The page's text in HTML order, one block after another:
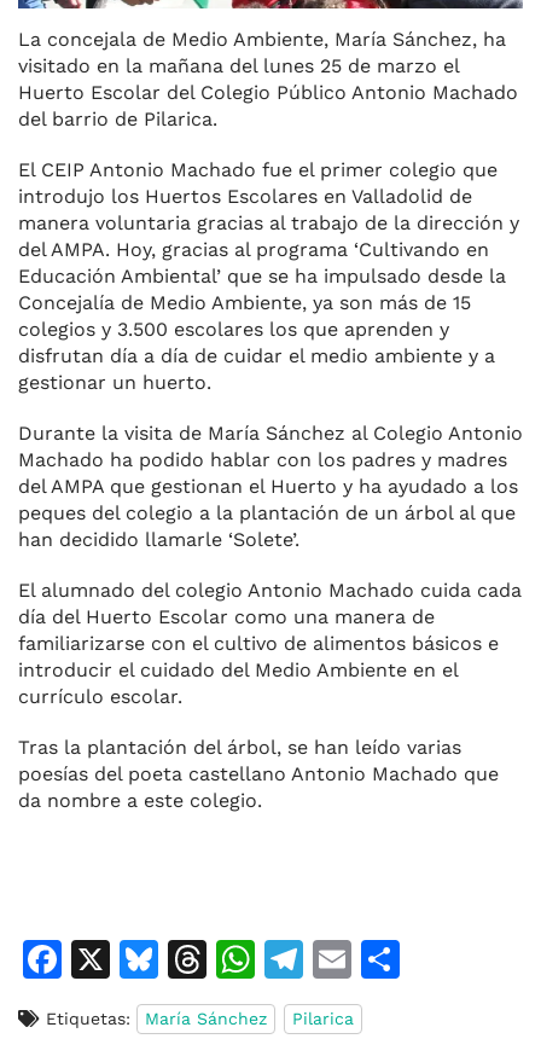
La concejala de Medio Ambiente, María Sánchez, ha
visitado en la mañana del lunes 25 de marzo el
Huerto Escolar del Colegio Público Antonio Machado
del barrio de Pilarica.
El CEIP Antonio Machado fue el primer colegio que
introdujo los Huertos Escolares en Valladolid de
manera voluntaria gracias al trabajo de la dirección y
del AMPA. Hoy, gracias al programa ‘Cultivando en
Educación Ambiental’ que se ha impulsado desde la
Concejalía de Medio Ambiente, ya son más de 15
colegios y 3.500 escolares los que aprenden y
disfrutan día a día de cuidar el medio ambiente y a
gestionar un huerto.
Durante la visita de María Sánchez al Colegio Antonio
Machado ha podido hablar con los padres y madres
del AMPA que gestionan el Huerto y ha ayudado a los
peques del colegio a la plantación de un árbol al que
han decidido llamarle ‘Solete’.
El alumnado del colegio Antonio Machado cuida cada
día del Huerto Escolar como una manera de
familiarizarse con el cultivo de alimentos básicos e
introducir el cuidado del Medio Ambiente en el
currículo escolar.
Tras la plantación del árbol, se han leído varias
poesías del poeta castellano Antonio Machado que
da nombre a este colegio.
F
c
X
Bl
u
e
T
h
re
W
h
at
T
el
e
E
m
ai
Etiquetas: María Sánchez Pilarica